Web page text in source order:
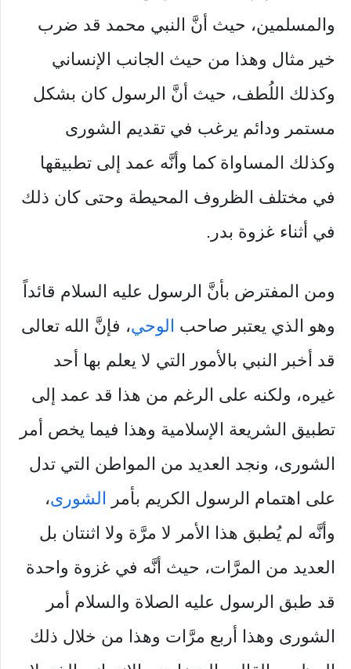
والمسلمين، حيث أنَّ النبي محمد قد ضرب
خير مثال وهذا من حيث الجانب الإنساني
وكذلك اللُطف، حيث أنَّ الرسول كان بشكل
مستمر ودائم يرغب في تقديم الشورى
وكذلك المساواة كما وأنَّه عمد إلى تطبيقها
في مختلف الظروف المحيطة وحتى كان ذلك
في أثناء غزوة بدر.
ومن المفترض بأنَّ الرسول عليه السلام قائداً
وهو الذي يعتبر صاحب الوحي، فإنَّ الله تعالى
قد أخبر النبي بالأمور التي لا يعلم بها أحد
غيره، ولكنه على الرغم من هذا قد عمد إلى
تطبيق الشريعة الإسلامية وهذا فيما يخص أمر
الشورى، ونجد العديد من المواطن التي تدل
على اهتمام الرسول الكريم بأمر الشورى،
وأنَّه لم يُطبق هذا الأمر لا مرَّة ولا اثنتان بل
العديد من المرَّات، حيث أنَّه في غزوة واحدة
قد طبق الرسول عليه الصلاة والسلام أمر
الشورى وهذا أربع مرَّات وهذا من خلال ذلك